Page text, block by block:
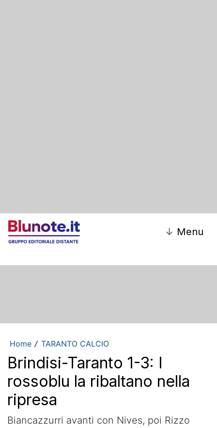
↓ Menu
Home / TARANTO CALCIO
Brindisi-Taranto 1-3: I
rossoblu la ribaltano nella
ripresa
Biancazzurri avanti con Nives, poi Rizzo